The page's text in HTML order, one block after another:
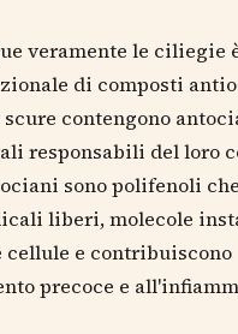
veramente le ciliegie
di composti
contengono
responsabili del loro
sono polifenoli
liberi, molecole
cellule e contribuiscono
precoce e